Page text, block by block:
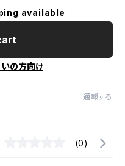
available
の方向け
通報する
(0)